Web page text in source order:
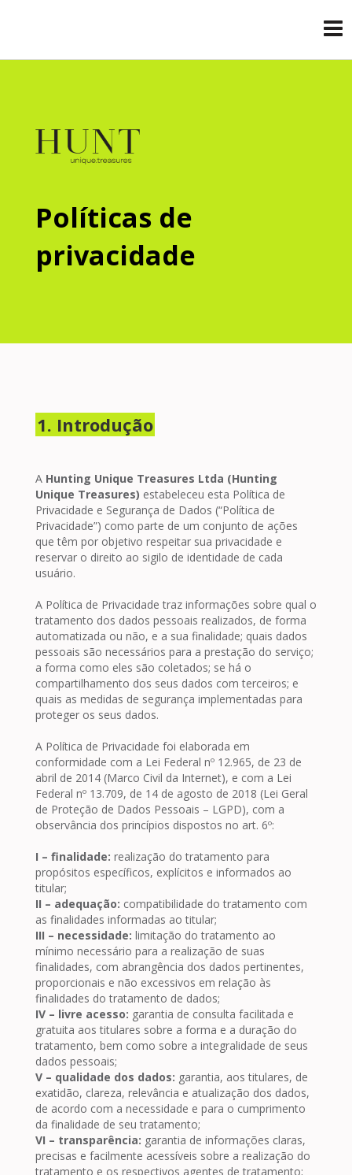
Políticas de
privacidade
1. Introdução
A Hunting Unique Treasures Ltda (Hunting
Unique Treasures) estabeleceu esta Política de
Privacidade e Segurança de Dados (“Política de
Privacidade”) como parte de um conjunto de ações
que têm por objetivo respeitar sua privacidade e
reservar o direito ao sigilo de identidade de cada
usuário.
A Política de Privacidade traz informações sobre qual o
tratamento dos dados pessoais realizados, de forma
automatizada ou não, e a sua finalidade; quais dados
pessoais são necessários para a prestação do serviço;
a forma como eles são coletados; se há o
compartilhamento dos seus dados com terceiros; e
quais as medidas de segurança implementadas para
proteger os seus dados.
A Política de Privacidade foi elaborada em
conformidade com a Lei Federal nº 12.965, de 23 de
abril de 2014 (Marco Civil da Internet), e com a Lei
Federal nº 13.709, de 14 de agosto de 2018 (Lei Geral
de Proteção de Dados Pessoais – LGPD), com a
observância dos princípios dispostos no art. 6º:
I – finalidade: realização do tratamento para
propósitos específicos, explícitos e informados ao
titular;
II – adequação: compatibilidade do tratamento com
as finalidades informadas ao titular;
III – necessidade: limitação do tratamento ao
mínimo necessário para a realização de suas
finalidades, com abrangência dos dados pertinentes,
proporcionais e não excessivos em relação às
finalidades do tratamento de dados;
IV – livre acesso: garantia de consulta facilitada e
gratuita aos titulares sobre a forma e a duração do
tratamento, bem como sobre a integralidade de seus
dados pessoais;
V – qualidade dos dados: garantia, aos titulares, de
exatidão, clareza, relevância e atualização dos dados,
de acordo com a necessidade e para o cumprimento
da finalidade de seu tratamento;
VI – transparência: garantia de informações claras,
precisas e facilmente acessíveis sobre a realização do
tratamento e os respectivos agentes de tratamento;